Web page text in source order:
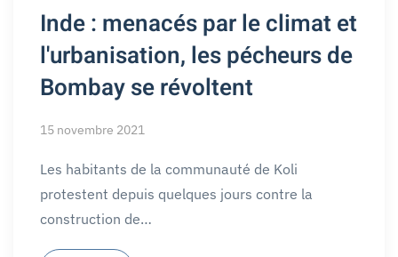
Inde : menacés par le climat et
l'urbanisation, les pécheurs de
Bombay se révoltent
15 novembre 2021
Les habitants de la communauté de Koli
protestent depuis quelques jours contre la
construction de…